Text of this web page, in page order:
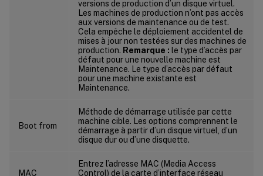
versions de production d’un disque virtuel.
Les machines de production n’ont pas accès
aux versions de maintenance ou de test.
Cela empêche le déploiement accidentel de
mises à jour non testées sur des machines de
production. Remarque : le type d’accès par
défaut pour une nouvelle machine est
Maintenance. Le type d’accès par défaut
pour une machine existante est
Maintenance.
Boot from
Méthode de démarrage utilisée par cette
machine cible. Les options comprennent le
démarrage à partir d’un disque virtuel, d’un
disque dur ou d’une disquette.
MAC
Entrez l’adresse MAC (Media Access
Control) de la carte d’interface réseau